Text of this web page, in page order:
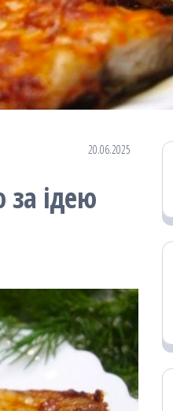
20.06.2025
за ідею